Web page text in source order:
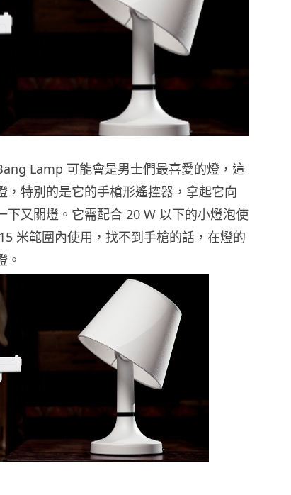
Lamp 可能會是男士們最喜愛的燈，這
，特別的是它的手槍形遙控器，拿起它向
下又關燈。它需配合 20 W 以下的小燈泡使
米範圍內使用，找不到手槍的話，在燈的
。